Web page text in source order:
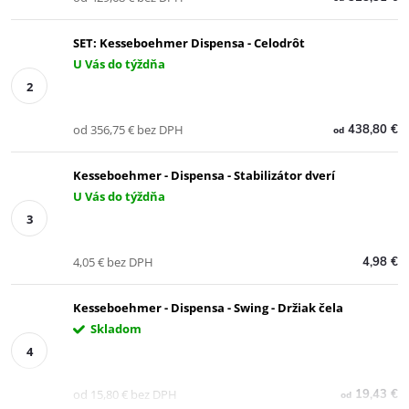
SET: Kesseboehmer Dispensa - Celodrôt
U Vás do týždňa
od438,80 €
od 356,75 € bez DPH
Kesseboehmer - Dispensa - Stabilizátor dverí
U Vás do týždňa
4,98 €
4,05 € bez DPH
Kesseboehmer - Dispensa - Swing - Držiak čela
Skladom
od19,43 €
od 15,80 € bez DPH